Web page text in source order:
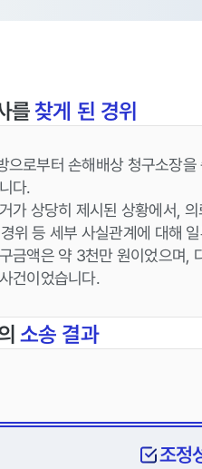
를찾게 된 경위
으로부터 손해배상 청구소장
다.
가 상당히 제시된 상황에서,
위 등 세부 사실관계에 대해
금액은 약 3천만 원이었으며,
건이었습니다.
소송 결과
조정